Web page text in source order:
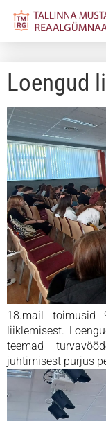
Loengud
18.mail toimusid
liiklemisest.
teemad
juhtimisest purjus